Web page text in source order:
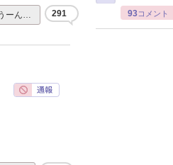
ーん… 291 93コメント